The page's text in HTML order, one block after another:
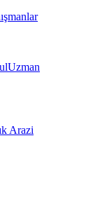
Uzman
Arazi